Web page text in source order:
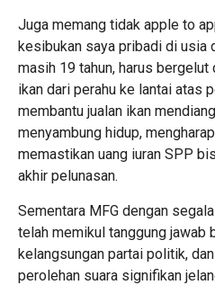
Juga memang tidak apple to
kesibukan saya pribadi di usia
masih 19 tahun, harus
ikan dari perahu ke lantai atas
membantu jualan ikan
menyambung hidup,
memastikan uang iuran SPP
akhir pelunasan.
Sementara MFG dengan
telah memikul tanggung jawab
kelangsungan partai politik,
perolehan suara signifikan